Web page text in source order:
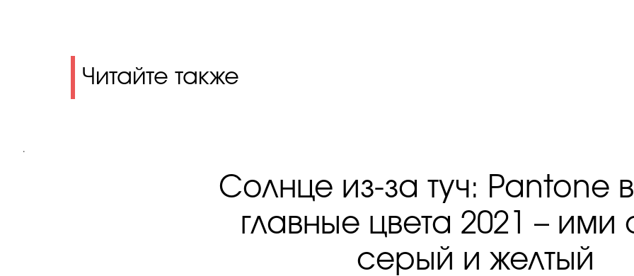
Читайте также
.
Солнце из-за туч: Pantone
главные цвета 2021 – ими
серый и желтый